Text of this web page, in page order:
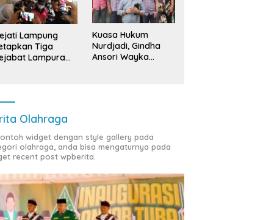
Lampung
Tiga
Lampura
Kuasa Hukum
Nurdjadi, Gindha
Ansori Wayka
Olahraga
widget dengan style gallery pada
olahraga, anda bisa mengaturnya pada
recent post wpberita.